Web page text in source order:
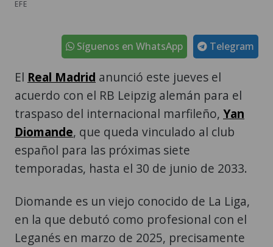
EFE
Telegram
Síguenos en WhatsApp
El Real Madrid anunció este jueves el
acuerdo con el RB Leipzig alemán para el
traspaso del internacional marfileño, Yan
Diomande, que queda vinculado al club
español para las próximas siete
temporadas, hasta el 30 de junio de 2033.
Diomande es un viejo conocido de La Liga,
en la que debutó como profesional con el
Leganés en marzo de 2025, precisamente